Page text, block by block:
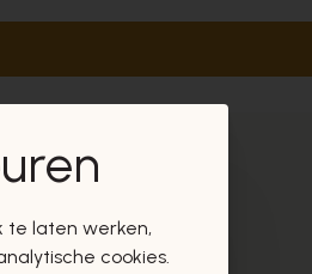
te laten werken,
cookies.